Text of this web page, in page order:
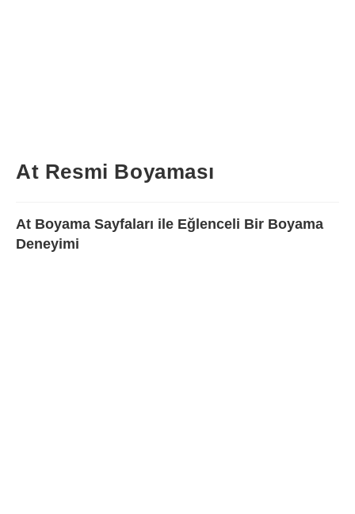
At Resmi Boyaması
At Boyama Sayfaları ile Eğlenceli Bir Boyama
Deneyimi